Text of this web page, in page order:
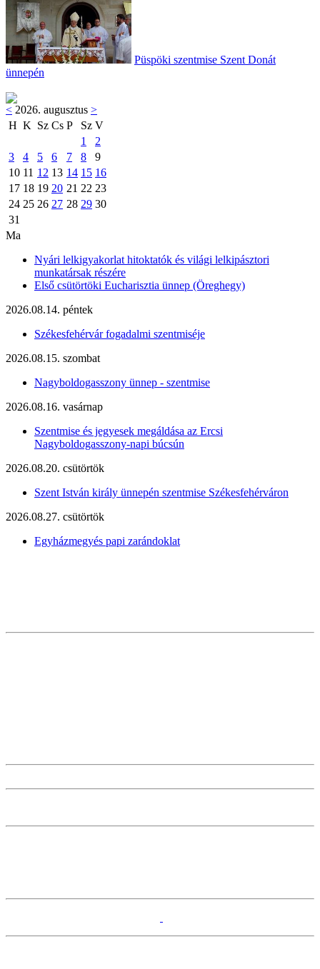
Püspöki szentmise Szent Donát
ünnepén
< 2026. augusztus >
H K Sz Cs P Sz V
1
2
3
4 5 6 7 8
9
10 11 12 13 14 15 16
17 18 19 20 21 22 23
24 25 26 27 28 29 30
31
Ma
Nyári lelkigyakorlat hitoktatók és világi lelkipásztori
munkatársak részére
Első csütörtöki Eucharisztia ünnep (Öreghegy)
2026.08.14. péntek
Székesfehérvár fogadalmi szentmiséje
2026.08.15. szombat
Nagyboldogasszony ünnep - szentmise
2026.08.16. vasárnap
Szentmise és jegyesek megáldása az Ercsi
Nagyboldogasszony-napi búcsún
2026.08.20. csütörtök
Szent István király ünnepén szentmise Székesfehérváron
2026.08.27. csütörtök
Egyházmegyés papi zarándoklat